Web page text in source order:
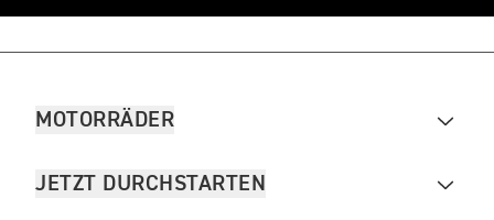
MOTORRÄDER
JETZT DURCHSTARTEN